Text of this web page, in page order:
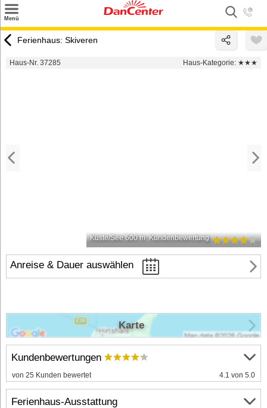
Menü
Urlaubsziele
Ferienhaus: Skiveren
Haus-Nr. 37285 Haus-Kategorie: ★★★
Küste/See 600 m Kundenbewertung
Anreise & Dauer auswählen
Kundenbewertungen
von 25 Kunden bewertet 4.1 von 5.0
Ferienhaus-Ausstattung
Karte